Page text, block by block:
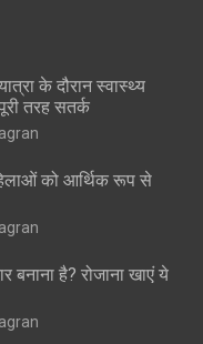
के दौरान स्वास्थ्य
तरह सतर्क
को आर्थिक रूप से
बनाना है? रोजाना खाएं ये